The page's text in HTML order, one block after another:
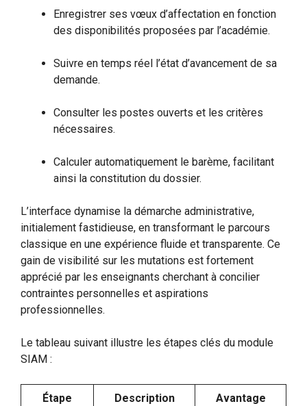
Enregistrer ses vœux d’affectation en fonction
des disponibilités proposées par l’académie.
Suivre en temps réel l’état d’avancement de sa
demande.
Consulter les postes ouverts et les critères
nécessaires.
Calculer automatiquement le barème, facilitant
ainsi la constitution du dossier.
L’interface dynamise la démarche administrative,
initialement fastidieuse, en transformant le parcours
classique en une expérience fluide et transparente. Ce
gain de visibilité sur les mutations est fortement
apprécié par les enseignants cherchant à concilier
contraintes personnelles et aspirations
professionnelles.
Le tableau suivant illustre les étapes clés du module
SIAM :
Étape Description Avantage